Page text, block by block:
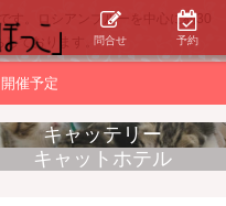
す。ロシアンブルーを中心に約30
しております。
催予定
キャッテリー
キャットホテル
問合せ 予約